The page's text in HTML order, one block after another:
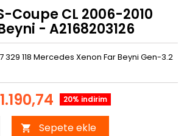
Coupe CL 2006-2010
- A2168203126
329 118 Mercedes Xenon Far Beyni Gen-3.2
20% indirim
 Sepete ekle